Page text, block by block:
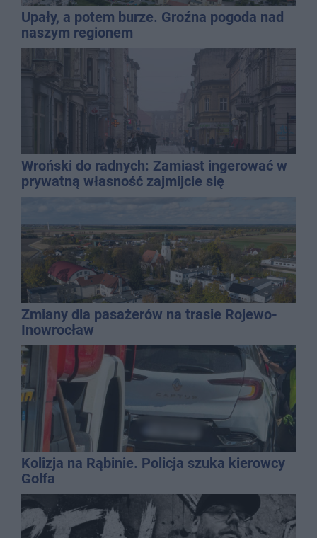
Upały, a potem burze. Groźna pogoda nad
naszym regionem
Wroński do radnych: Zamiast ingerować w
prywatną własność zajmijcie się
gospodarką
Zmiany dla pasażerów na trasie Rojewo-
Inowrocław
Kolizja na Rąbinie. Policja szuka kierowcy
Golfa